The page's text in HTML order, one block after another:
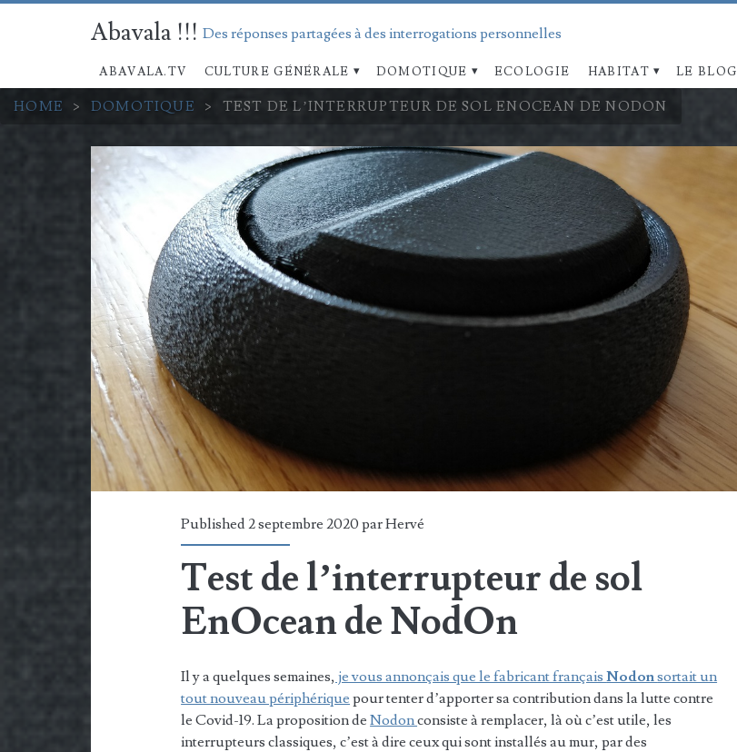
Abavala !!! Des réponses partagées à des interrogations personnelles
ABAVALA.TV CULTURE GÉNÉRALE DOMOTIQUE ECOLOGIE HABITAT LE BLOG
HOME > DOMOTIQUE > TEST DE L’INTERRUPTEUR DE SOL ENOCEAN DE NODON
Published 2 septembre 2020 parHervé
Test de l’interrupteur de sol
EnOcean de NodOn
Il y a quelques semaines, je vous annonçais que le fabricant françaisNodonsortait un
tout nouveau périphérique pour tenter d’apporter sa contribution dans la lutte contre
le Covid-19. La proposition deNodonconsiste à remplacer, là où c’est utile, les
interrupteurs classiques, c’est à dire ceux qui sont installés au mur, par des